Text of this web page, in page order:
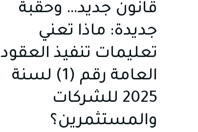
قانون جديد… وحقبة
جديدة: ماذا تعني
تعليمات تنفيذ العقود
العامة رقم (1) لسنة
2025 للشركات
والمستثمرين؟